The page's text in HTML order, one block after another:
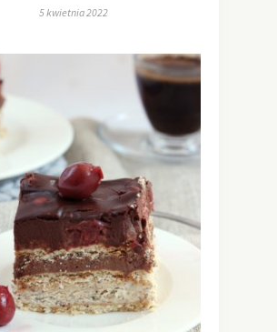
5 kwietnia 2022